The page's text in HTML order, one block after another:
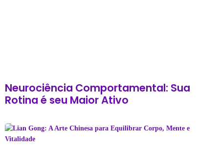
Neurociência Comportamental: Sua
Rotina é seu Maior Ativo